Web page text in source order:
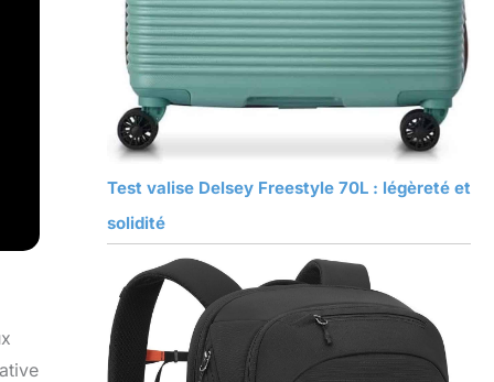
Test valise Delsey Freestyle 70L : légèreté et
solidité